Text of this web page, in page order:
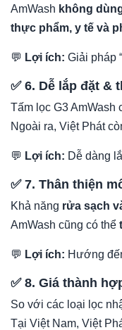
AmWash không
thực phẩm, y tế và
💬 Lợi ích: Giải pháp
✅ 6. Dễ lắp đặt &
Tấm lọc G3 AmWash
Ngoài ra, Việt Phát
💬 Lợi ích: Dễ dàng
✅ 7. Thân thiện
Khả năng rửa sạch
AmWash cũng có thể
💬 Lợi ích: Hướng
✅ 8. Giá thành
So với các loại lọc
Tại Việt Nam, Việt